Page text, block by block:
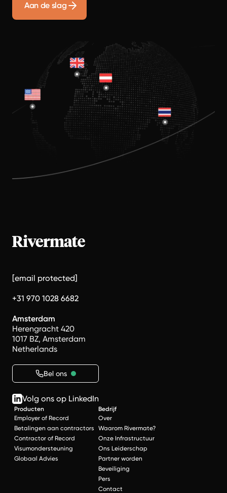
Aan de slag
[email protected]
+31 970 1028 6682
Amsterdam
Herengracht 420
1017 BZ, Amsterdam
Netherlands
Bel ons
Volg ons op LinkedIn
Producten
Employer of Record
Betalingen aan contractors
Contractor of Record
Visumondersteuning
Globaal Advies
Bedrijf
Over
Waarom Rivermate?
Onze Infrastructuur
Ons Leiderschap
Partner worden
Beveiliging
Pers
Contact